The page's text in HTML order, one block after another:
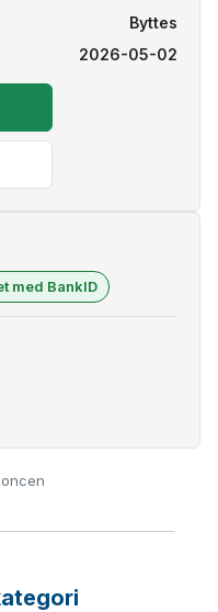
Byttes
2026-05-02
med BankID